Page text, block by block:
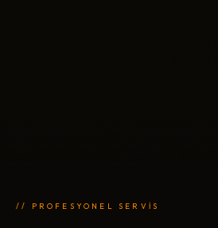
// PROFESYONEL SERVİS